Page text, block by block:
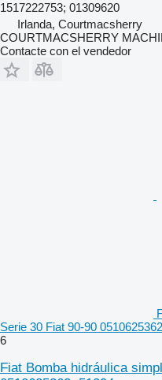
1517222753; 01309620
Irlanda, Courtmacsherry
COURTMACSHERRY
Contacte con el vendedor
Serie 30 Fiat 90-90
6
Fiat Bomba hidráulica